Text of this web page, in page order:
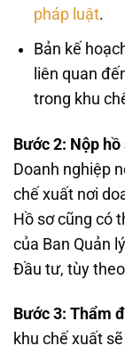
pháp luật.
Bản kế
liên quan
trong khu
Bước 2: Nộp
Doanh nghiệp
chế xuất nơi
Hồ sơ cũng có
của Ban Quản
Đầu tư, tùy
Bước 3: Thẩm
khu chế xuất